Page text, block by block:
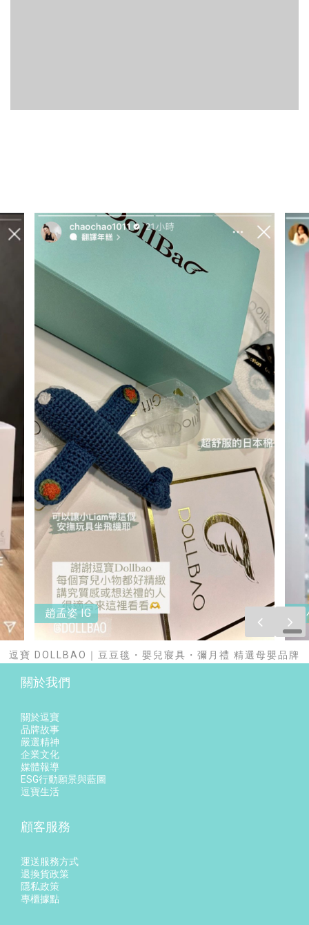
趙孟姿 IG prev next
逗寶 DOLLBAO｜豆豆毯・嬰兒寢具・彌月禮 精選母嬰品牌
關於我們
關於逗寶
品牌故事
嚴選精神
企業文化
媒體報導
ESG行動願景與藍圖
逗寶生活
顧客服務
運送服務方式
退換貨政策
隱私政策
專櫃據點